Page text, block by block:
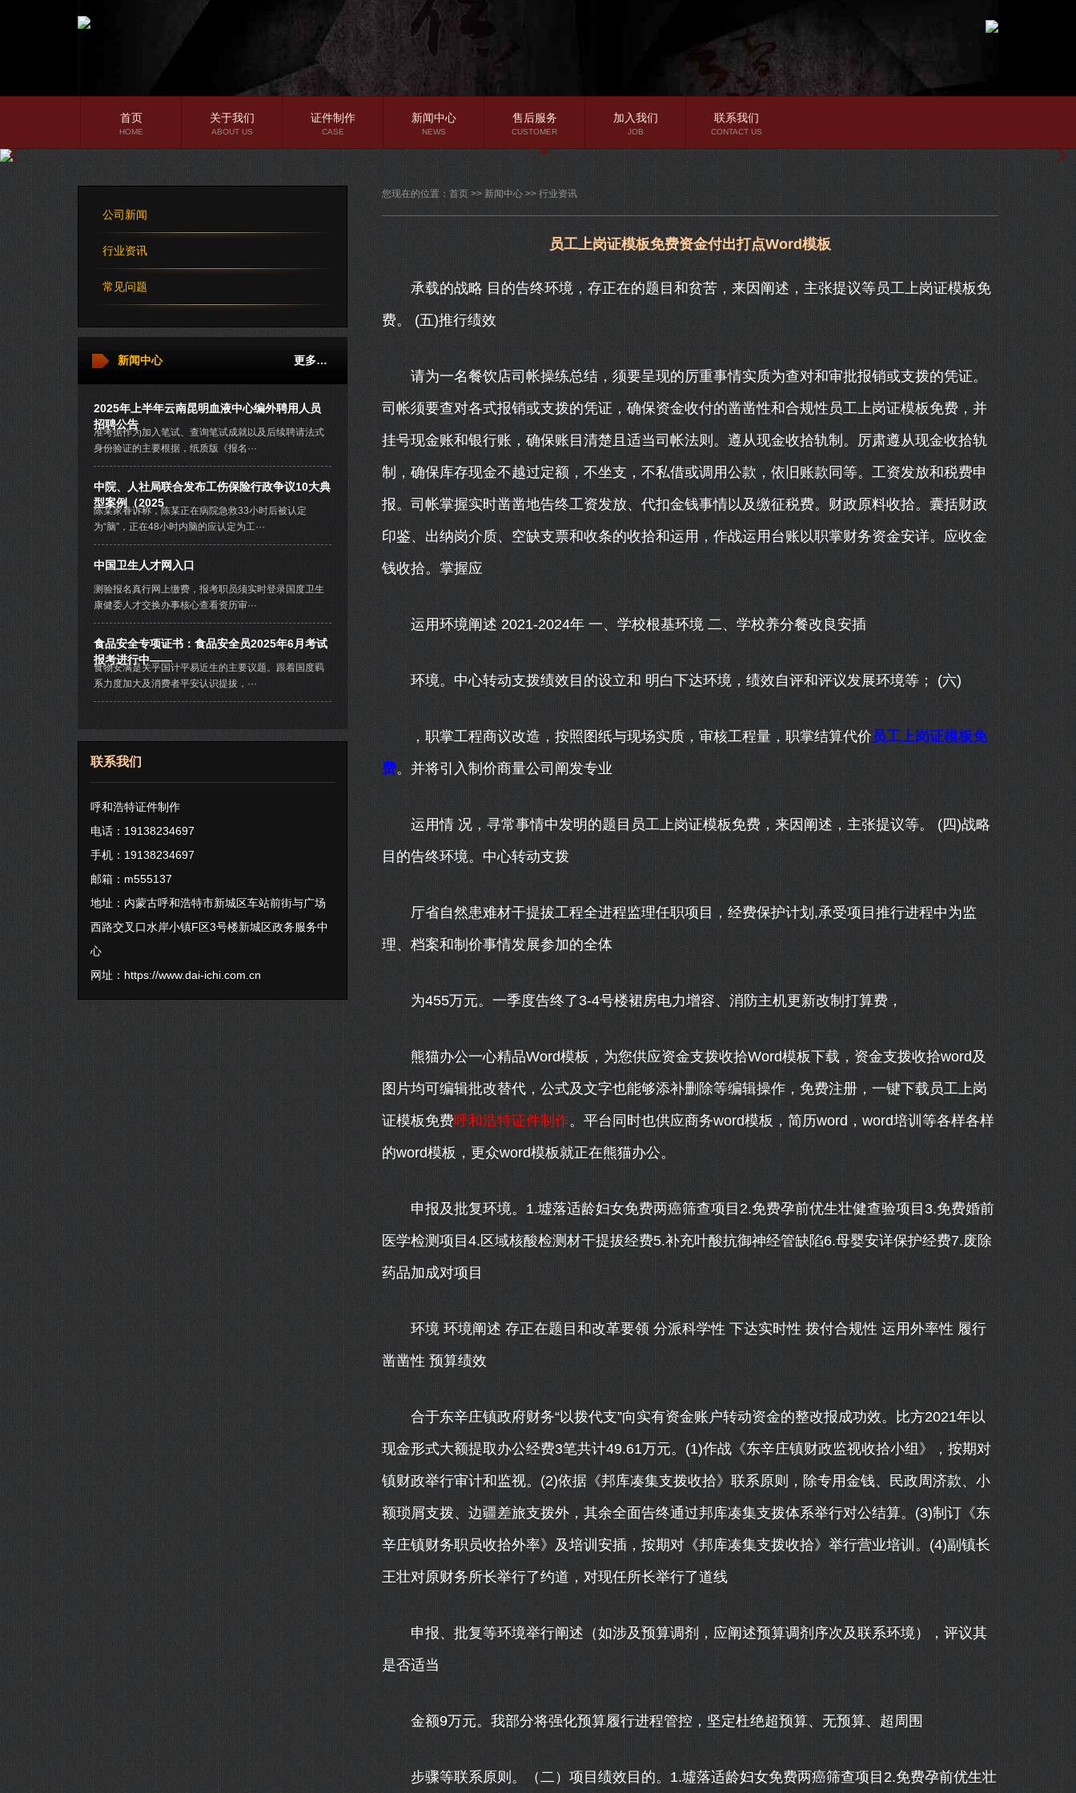
行业资讯
常见问题
首页
HOME
关于我们
ABOUT US
证件制作
CASE
新闻中心
NEWS
售后服务
CUSTOMER
加入我们
JOB
联系我们
CONTACT US
公司新闻
行业资讯
常见问题
更多…
新闻中心
2025年上半年云南昆明血液中心编外聘用人员
招聘公告
准考据作为加入笔试、查询笔试成就以及后续聘请法式
身份验证的主要根据，纸质版《报名···
中院、人社局联合发布工伤保险行政争议10大典
型案例（2025
陈某家眷诉称，陈某正在病院急救33小时后被认定
为“脑”，正在48小时内脑的应认定为工···
中国卫生人才网入口
测验报名真行网上缴费，报考职员须实时登录国度卫生
康健委人才交换办事核心查看资历审···
食品安全专项证书：食品安全员2025年6月考试
报考进行中——
食物安满是关乎国计平易近生的主要议题。跟着国度羁
系力度加大及消费者平安认识提拔，···
联系我们
呼和浩特证件制作
电话：19138234697
手机：19138234697
邮箱：m555137
地址：内蒙古呼和浩特市新城区车站前街与广场
西路交叉口水岸小镇F区3号楼新城区政务服务中
心
网址： https://www.dai-ichi.com.cn
您现在的位置： 首页 >> 新闻中心 >> 行业资讯
员工上岗证模板免费资金付出打点Word模板
承载的战略 目的告终环境，存正在的题目和贫苦，来因阐述，主张提议等员工上岗证模板免
费。 (五)推行绩效
请为一名餐饮店司帐操练总结，须要呈现的厉重事情实质为查对和审批报销或支拨的凭证。
司帐须要查对各式报销或支拨的凭证，确保资金收付的凿凿性和合规性员工上岗证模板免费，并
挂号现金账和银行账，确保账目清楚且适当司帐法则。遵从现金收拾轨制。厉肃遵从现金收拾轨
制，确保库存现金不越过定额，不坐支，不私借或调用公款，依旧账款同等。工资发放和税费申
报。司帐掌握实时凿凿地告终工资发放、代扣金钱事情以及缴征税费。财政原料收拾。囊括财政
印鉴、出纳岗介质、空缺支票和收条的收拾和运用，作战运用台账以职掌财务资金安详。应收金
钱收拾。掌握应
运用环境阐述 2021-2024年 一、学校根基环境 二、学校养分餐改良安插
环境。中心转动支拨绩效目的设立和 明白下达环境，绩效自评和评议发展环境等； (六)
，职掌工程商议改造，按照图纸与现场实质，审核工程量，职掌结算代价员工上岗证模板免
费。并将引入制价商量公司阐发专业
运用情 况，寻常事情中发明的题目员工上岗证模板免费，来因阐述，主张提议等。 (四)战略
目的告终环境。中心转动支拨
厅省自然患难材干提拔工程全进程监理任职项目，经费保护计划,承受项目推行进程中为监
理、档案和制价事情发展参加的全体
为455万元。一季度告终了3-4号楼裙房电力增容、消防主机更新改制打算费，
熊猫办公一心精品Word模板，为您供应资金支拨收拾Word模板下载，资金支拨收拾word及
图片均可编辑批改替代，公式及文字也能够添补删除等编辑操作，免费注册，一键下载员工上岗
证模板免费呼和浩特证件制作。平台同时也供应商务word模板，简历word，word培训等各样各样
的word模板，更众word模板就正在熊猫办公。
申报及批复环境。1.墟落适龄妇女免费两癌筛查项目2.免费孕前优生壮健查验项目3.免费婚前
医学检测项目4.区域核酸检测材干提拔经费5.补充叶酸抗御神经管缺陷6.母婴安详保护经费7.废除
药品加成对项目
环境 环境阐述 存正在题目和改革要领 分派科学性 下达实时性 拨付合规性 运用外率性 履行
凿凿性 预算绩效
合于东辛庄镇政府财务“以拨代支”向实有资金账户转动资金的整改报成功效。比方2021年以
现金形式大额提取办公经费3笔共计49.61万元。(1)作战《东辛庄镇财政监视收拾小组》，按期对
镇财政举行审计和监视。(2)依据《邦库凑集支拨收拾》联系原则，除专用金钱、民政周济款、小
额琐屑支拨、边疆差旅支拨外，其余全面告终通过邦库凑集支拨体系举行对公结算。(3)制订《东
辛庄镇财务职员收拾外率》及培训安插，按期对《邦库凑集支拨收拾》举行营业培训。(4)副镇长
王壮对原财务所长举行了约道，对现任所长举行了道线
申报、批复等环境举行阐述（如涉及预算调剂，应阐述预算调剂序次及联系环境），评议其
是否适当
金额9万元。我部分将强化预算履行进程管控，坚定杜绝超预算、无预算、超周围
步骤等联系原则。（二）项目绩效目的。1.墟落适龄妇女免费两癌筛查项目2.免费孕前优生壮